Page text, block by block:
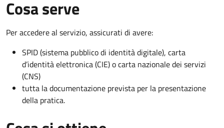
Cosa serve
Per accedere al servizio, assicurati di avere:
SPID (sistema pubblico di identità digitale), carta
d’identità elettronica (CIE) o carta nazionale dei servizi
(CNS)
tutta la documentazione prevista per la presentazione
della pratica.